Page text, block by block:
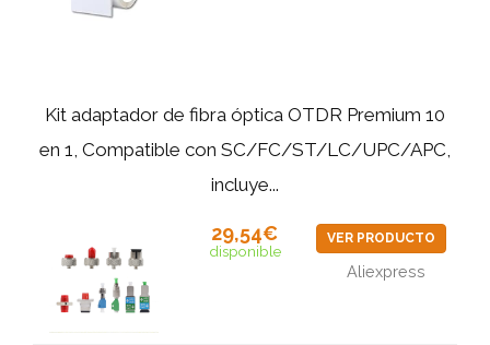
Kit adaptador de fibra óptica OTDR Premium 10
en 1, Compatible con SC/FC/ST/LC/UPC/APC,
incluye...
29,54€
disponible
VER PRODUCTO
Aliexpress